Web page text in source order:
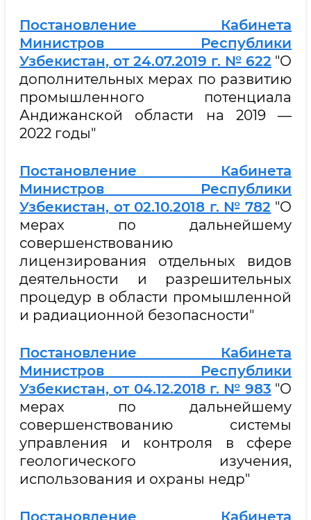
Постановление Кабинета
Министров Республики
Узбекистан, от 24.07.2019 г. № 622 "О
дополнительных мерах по развитию
промышленного потенциала
Андижанской области на 2019 —
2022 годы"
Постановление Кабинета
Министров Республики
Узбекистан, от 02.10.2018 г. № 782 "О
мерах по дальнейшему
совершенствованию
лицензирования отдельных видов
деятельности и разрешительных
процедур в области промышленной
и радиационной безопасности"
Постановление Кабинета
Министров Республики
Узбекистан, от 04.12.2018 г. № 983 "О
мерах по дальнейшему
совершенствованию системы
управления и контроля в сфере
геологического изучения,
использования и охраны недр"
Постановление Кабинета